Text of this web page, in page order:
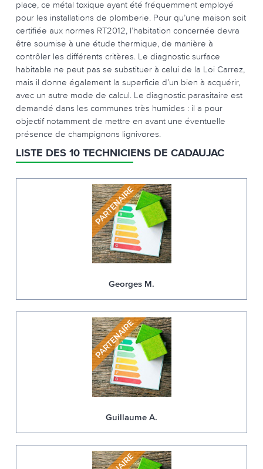
place, ce métal toxique ayant été fréquemment employé
pour les installations de plomberie. Pour qu’une maison soit
certifiée aux normes RT2012, l’habitation concernée devra
être soumise à une étude thermique, de manière à
contrôler les différents critères. Le diagnostic surface
habitable ne peut pas se substituer à celui de la Loi Carrez,
mais il donne également la superficie d’un bien à acquérir,
avec un autre mode de calcul. Le diagnostic parasitaire est
demandé dans les communes très humides : il a pour
objectif notamment de mettre en avant une éventuelle
présence de champignons lignivores.
LISTE DES 10 TECHNICIENS DE CADAUJAC
Georges M.
Guillaume A.